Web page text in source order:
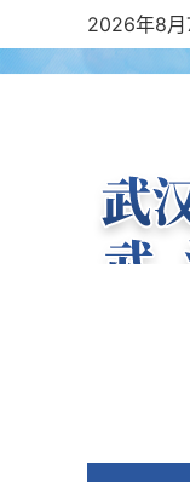
2026年8月